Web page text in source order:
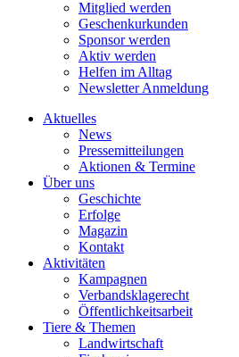
Mitglied werden
Geschenkurkunden
Sponsor werden
Aktiv werden
Helfen im Alltag
Newsletter Anmeldung
Aktuelles
News
Pressemitteilungen
Aktionen & Termine
Über uns
Geschichte
Erfolge
Magazin
Kontakt
Aktivitäten
Kampagnen
Verbandsklagerecht
Öffentlichkeitsarbeit
Tiere & Themen
Landwirtschaft